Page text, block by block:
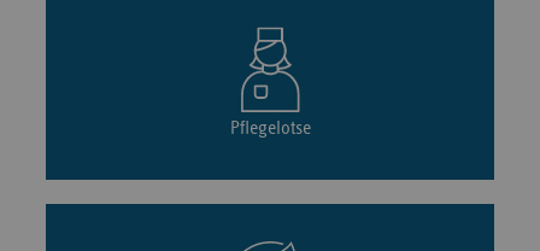
Pflegelotse